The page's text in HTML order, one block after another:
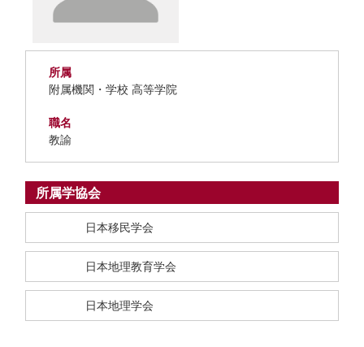
所属
附属機関・学校 高等学院
職名
教諭
所属学協会
日本移民学会
日本地理教育学会
日本地理学会